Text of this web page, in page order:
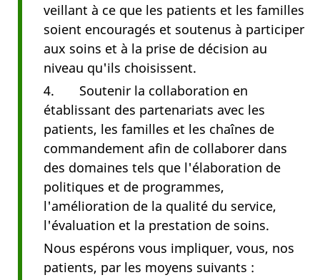
veillant à ce que les patients et les familles
soient encouragés et soutenus à participer
aux soins et à la prise de décision au
niveau qu'ils choisissent.
4. Soutenir la collaboration en
établissant des partenariats avec les
patients, les familles et les chaînes de
commandement afin de collaborer dans
des domaines tels que l'élaboration de
politiques et de programmes,
l'amélioration de la qualité du service,
l'évaluation et la prestation de soins.
Nous espérons vous impliquer, vous, nos
patients, par les moyens suivants :